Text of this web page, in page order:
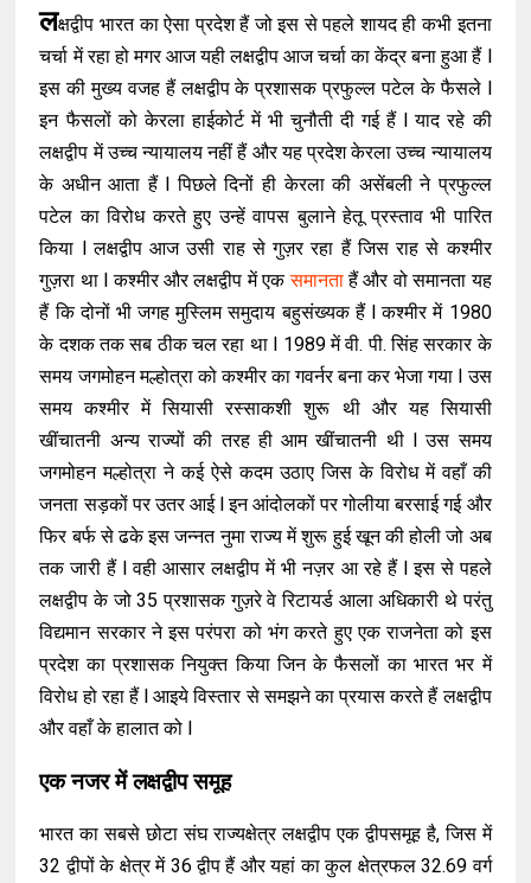
लक्षद्वीप भारत का ऐसा प्रदेश हैं जो इस से पहले शायद ही कभी इतना
चर्चा में रहा हो मगर आज यही लक्षद्वीप आज चर्चा का केंद्र बना हुआ हैं l
इस की मुख्य वजह हैं लक्षद्वीप के प्रशासक प्रफुल्ल पटेल के फैसले l
इन फैसलों को केरला हाईकोर्ट में भी चुनौती दी गई हैं l याद रहे की
लक्षद्वीप में उच्च न्यायालय नहीं हैं और यह प्रदेश केरला उच्च न्यायालय
के अधीन आता हैं l पिछले दिनों ही केरला की असेंबली ने प्रफुल्ल
पटेल का विरोध करते हुए उन्हें वापस बुलाने हेतू प्रस्ताव भी पारित
किया l लक्षद्वीप आज उसी राह से गुज़र रहा हैं जिस राह से कश्मीर
गुज़रा था l कश्मीर और लक्षद्वीप में एकसमानताहैं और वो समानता यह
हैं कि दोनों भी जगह मुस्लिम समुदाय बहुसंख्यक हैं l कश्मीर में 1980
के दशक तक सब ठीक चल रहा था l 1989 में वी. पी. सिंह सरकार के
समय जगमोहन मल्होत्रा को कश्मीर का गवर्नर बना कर भेजा गया l उस
समय कश्मीर में सियासी रस्साकशी शुरू थी और यह सियासी
खींचातनी अन्य राज्यों की तरह ही आम खींचातनी थी l उस समय
जगमोहन मल्होत्रा ने कई ऐसे कदम उठाए जिस के विरोध में वहाँ की
जनता सड़कों पर उतर आई l इन आंदोलकों पर गोलीया बरसाई गई और
फिर बर्फ से ढके इस जन्नत नुमा राज्य में शुरू हुई खून की होली जो अब
तक जारी हैं l वही आसार लक्षद्वीप में भी नज़र आ रहे हैं l इस से पहले
लक्षद्वीप के जो 35 प्रशासक गुज़रे वे रिटायर्ड आला अधिकारी थे परंतु
विद्यमान सरकार ने इस परंपरा को भंग करते हुए एक राजनेता को इस
प्रदेश का प्रशासक नियुक्त किया जिन के फैसलों का भारत भर में
विरोध हो रहा हैं l आइये विस्तार से समझने का प्रयास करते हैं लक्षद्वीप
और वहाँ के हालात को l
एक नजर में लक्षद्वीप समूह
भारत का सबसे छोटा संघ राज्यक्षेत्र लक्षद्वीप एक द्वीपसमूह है, जिस में
32 द्वीपों के क्षेत्र में 36 द्वीप हैं और यहां का कुल क्षेत्रफल 32.69 वर्ग